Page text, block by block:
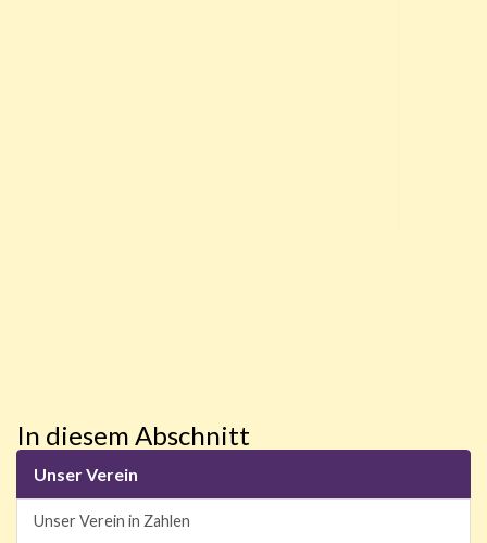
In diesem Abschnitt
Unser Verein
Unser Verein in Zahlen